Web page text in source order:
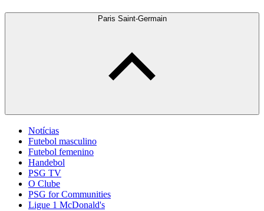
Paris Saint-Germain
Notícias
Futebol masculino
Futebol femenino
Handebol
PSG TV
O Clube
PSG for Communities
Ligue 1 McDonald's